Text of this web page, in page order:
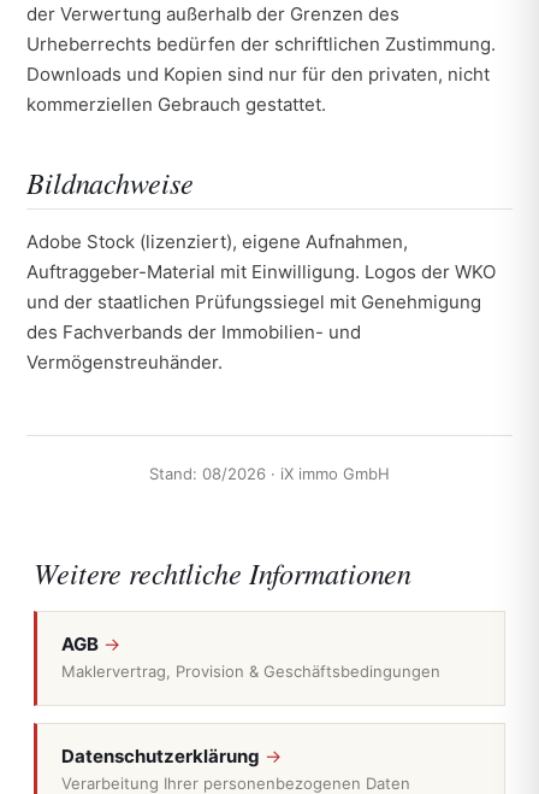
der Verwertung außerhalb der Grenzen des
Urheberrechts bedürfen der schriftlichen Zustimmung.
Downloads und Kopien sind nur für den privaten, nicht
kommerziellen Gebrauch gestattet.
Bildnachweise
Adobe Stock (lizenziert), eigene Aufnahmen,
Auftraggeber-Material mit Einwilligung. Logos der WKO
und der staatlichen Prüfungssiegel mit Genehmigung
des Fachverbands der Immobilien- und
Vermögenstreuhänder.
Stand: 08/2026 · iX immo GmbH
Weitere rechtliche Informationen
AGB
Maklervertrag, Provision & Geschäftsbedingungen
Datenschutzerklärung
Verarbeitung Ihrer personenbezogenen Daten